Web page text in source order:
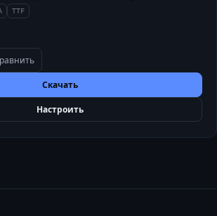
TTF
Скачать
Настроить